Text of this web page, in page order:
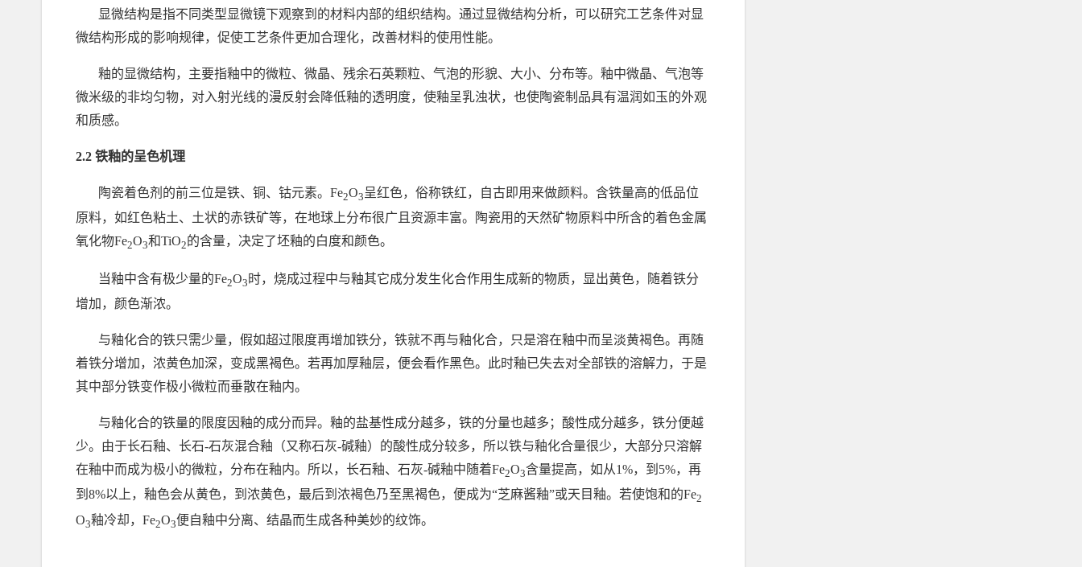
显微结构是指不同类型显微镜下观察到的材料内部的组织结构。通过显微结构分析，可以研究工艺条件对显
微结构形成的影响规律，促使工艺条件更加合理化，改善材料的使用性能。
釉的显微结构，主要指釉中的微粒、微晶、残余石英颗粒、气泡的形貌、大小、分布等。釉中微晶、气泡等
微米级的非均匀物，对入射光线的漫反射会降低釉的透明度，使釉呈乳浊状，也使陶瓷制品具有温润如玉的外观
和质感。
2.2 铁釉的呈色机理
陶瓷着色剂的前三位是铁、铜、钴元素。 Fe2O3呈红色，俗称铁红，自古即用来做颜料。含铁量高的低品位
原料，如红色粘土、土状的赤铁矿等，在地球上分布很广且资源丰富。陶瓷用的天然矿物原料中所含的着色金属
氧化物Fe2O3和TiO2的含量，决定了坯釉的白度和颜色。
当釉中含有极少量的Fe2O3 时，烧成过程中与釉其它成分发生化合作用生成新的物质，显出黄色，随着铁分
增加，颜色渐浓。
与釉化合的铁只需少量，假如超过限度再增加铁分，铁就不再与釉化合，只是溶在釉中而呈淡黄褐色。再随
着铁分增加，浓黄色加深，变成黑褐色。若再加厚釉层，便会看作黑色。此时釉已失去对全部铁的溶解力，于是
其中部分铁变作极小微粒而垂散在釉内。
与釉化合的铁量的限度因釉的成分而异。釉的盐基性成分越多，铁的分量也越多；酸性成分越多，铁分便越
少。由于长石釉、长石-石灰混合釉（又称石灰-碱釉）的酸性成分较多，所以铁与釉化合量很少，大部分只溶解
在釉中而成为极小的微粒，分布在釉内。所以，长石釉、石灰-碱釉中随着Fe2O3含量提高，如从1%，到 5%，再
到 8%以上，釉色会从黄色，到浓黄色，最后到浓褐色乃至黑褐色，便成为“芝麻酱釉”或天目釉。若使饱和的Fe2
O3釉冷却， Fe2O3便自釉中分离、结晶而生成各种美妙的纹饰。